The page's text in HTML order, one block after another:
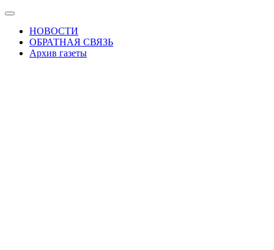
Skip
content
Показать/
Скрыть
навигацию
НОВОСТИ
ОБРАТНАЯ СВЯЗЬ
Архив газеты